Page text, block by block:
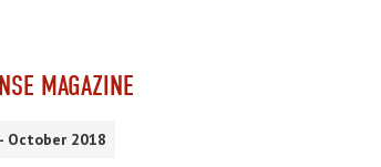
MAGAZINE
October 2018